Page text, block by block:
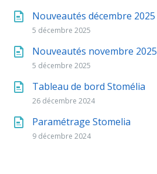
Nouveautés décembre 2025
5 décembre 2025
Nouveautés novembre 2025
5 décembre 2025
Tableau de bord Stomélia
26 décembre 2024
Paramétrage Stomelia
9 décembre 2024